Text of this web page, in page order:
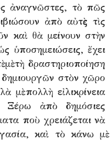
ἀναγνῶστες, τὸ πῶς
ἀπὸ αὐτὲς τὶς
καὶ θὰ μείνουν στὴν
ὑποσημειώσεις, ἔχει
τὴ δραστηριοποίηση
στὸν χῶρο
μὲ πολλὴ εἰλικρίνεια
Ξέρω ἀπὸ δημόσιες
ποὺ χρειάζεται νὰ
καὶ τὸ κάνω μὲ